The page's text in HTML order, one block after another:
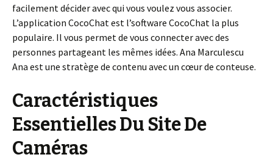
facilement décider avec qui vous voulez vous associer.
L’application CocoChat est l’software CocoChat la plus
populaire. Il vous permet de vous connecter avec des
personnes partageant les mêmes idées. Ana Marculescu
Ana est une stratège de contenu avec un cœur de conteuse.
Caractéristiques
Essentielles Du Site De
Caméras